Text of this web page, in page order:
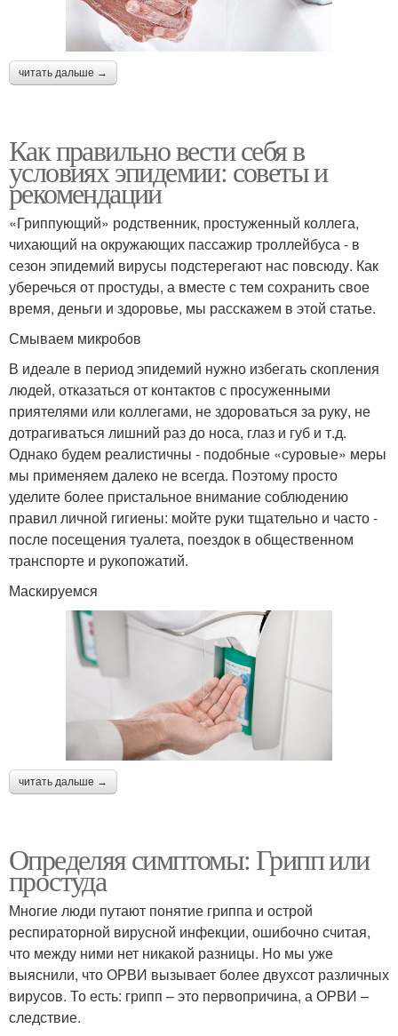
читать дальше →
Как правильно вести себя в
условиях эпидемии: советы и
рекомендации
«Гриппующий» родственник, простуженный коллега,
чихающий на окружающих пассажир троллейбуса - в
сезон эпидемий вирусы подстерегают нас повсюду. Как
уберечься от простуды, а вместе с тем сохранить свое
время, деньги и здоровье, мы расскажем в этой статье.
Смываем микробов
В идеале в период эпидемий нужно избегать скопления
людей, отказаться от контактов с просуженными
приятелями или коллегами, не здороваться за руку, не
дотрагиваться лишний раз до носа, глаз и губ и т.д.
Однако будем реалистичны - подобные «суровые» меры
мы применяем далеко не всегда. Поэтому просто
уделите более пристальное внимание соблюдению
правил личной гигиены: мойте руки тщательно и часто -
после посещения туалета, поездок в общественном
транспорте и рукопожатий.
Маскируемся
читать дальше →
Определяя симптомы: Грипп или
простуда
Многие люди путают понятие гриппа и острой
респираторной вирусной инфекции, ошибочно считая,
что между ними нет никакой разницы. Но мы уже
выяснили, что ОРВИ вызывает более двухсот различных
вирусов. То есть: грипп – это первопричина, а ОРВИ –
следствие.